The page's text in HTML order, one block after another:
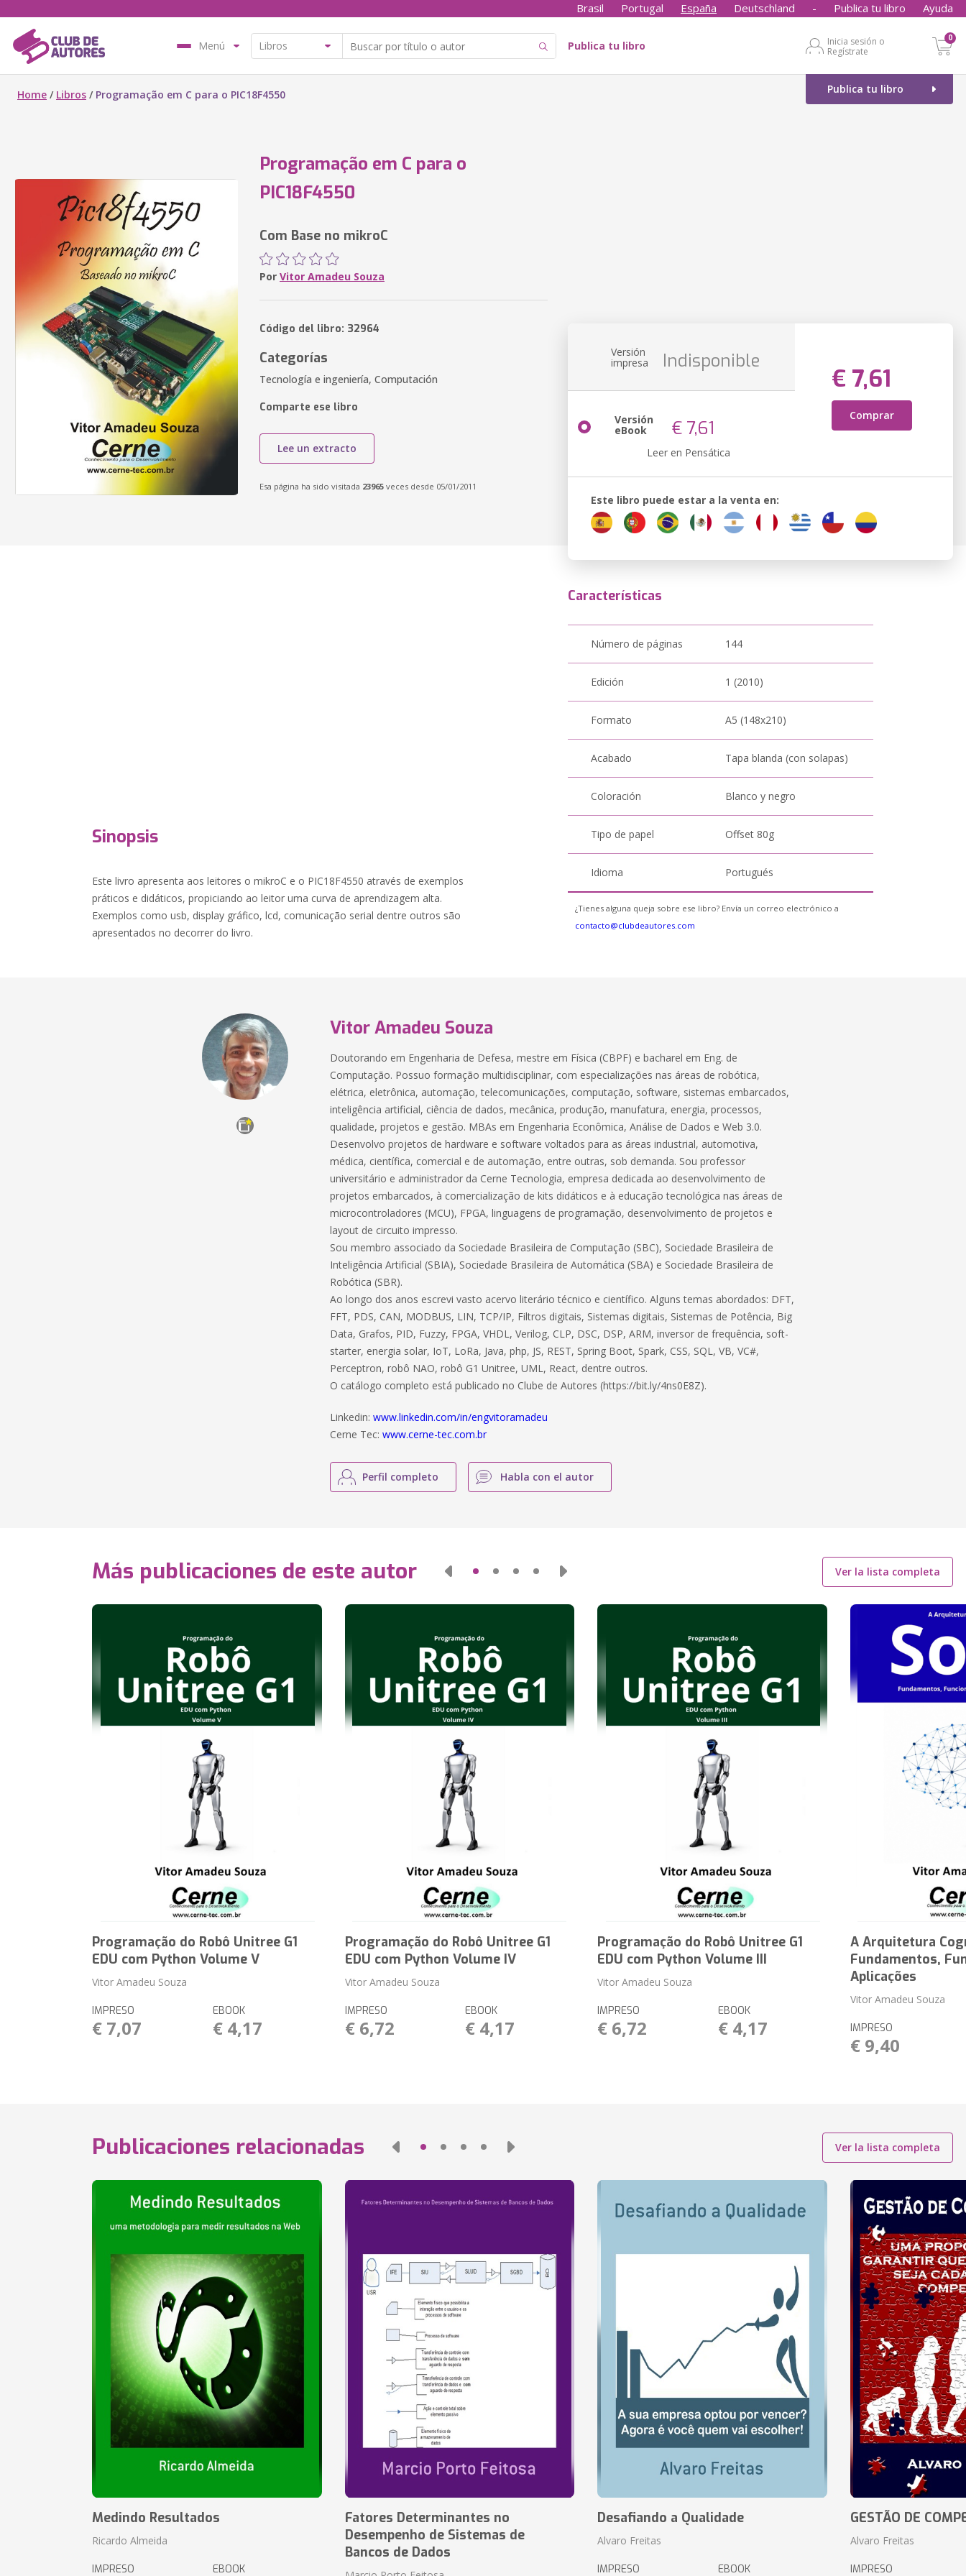
Brasil Portugal España Deutschland - Publica tu libro Ayuda
Menú Publica tu libro
Inicia sesión o
Regístrate
0
Publica tu libro
Home / Libros / Programação em C para o PIC18F4550
Programação em C para o
PIC18F4550
Com Base no mikroC
Por Vitor Amadeu Souza
Código del libro: 32964
Categorías
Tecnología e ingeniería, Computación
Comparte ese libro
Lee un extracto
Esa página ha sido visitada 23965 veces desde 05/01/2011
Versión
impresa Indisponible
€ 7,61
Comprar
Versión
eBook € 7,61
Leer en Pensática
Este libro puede estar a la venta en:
Sinopsis
Este livro apresenta aos leitores o mikroC e o PIC18F4550 através de exemplos
práticos e didáticos, propiciando ao leitor uma curva de aprendizagem alta.
Exemplos como usb, display gráfico, lcd, comunicação serial dentre outros são
apresentados no decorrer do livro.
Características
Número de páginas 144
Edición 1 (2010)
Formato A5 (148x210)
Acabado Tapa blanda (con solapas)
Coloración Blanco y negro
Tipo de papel Offset 80g
Idioma Portugués
¿Tienes alguna queja sobre ese libro? Envía un correo electrónico a
contacto@clubdeautores.com
Vitor Amadeu Souza
Doutorando em Engenharia de Defesa, mestre em Física (CBPF) e bacharel em Eng. de
Computação. Possuo formação multidisciplinar, com especializações nas áreas de robótica,
elétrica, eletrônica, automação, telecomunicações, computação, software, sistemas embarcados,
inteligência artificial, ciência de dados, mecânica, produção, manufatura, energia, processos,
qualidade, projetos e gestão. MBAs em Engenharia Econômica, Análise de Dados e Web 3.0.
Desenvolvo projetos de hardware e software voltados para as áreas industrial, automotiva,
médica, científica, comercial e de automação, entre outras, sob demanda. Sou professor
universitário e administrador da Cerne Tecnologia, empresa dedicada ao desenvolvimento de
projetos embarcados, à comercialização de kits didáticos e à educação tecnológica nas áreas de
microcontroladores (MCU), FPGA, linguagens de programação, desenvolvimento de projetos e
layout de circuito impresso.
Sou membro associado da Sociedade Brasileira de Computação (SBC), Sociedade Brasileira de
Inteligência Artificial (SBIA), Sociedade Brasileira de Automática (SBA) e Sociedade Brasileira de
Robótica (SBR).
Ao longo dos anos escrevi vasto acervo literário técnico e científico. Alguns temas abordados: DFT,
FFT, PDS, CAN, MODBUS, LIN, TCP/IP, Filtros digitais, Sistemas digitais, Sistemas de Potência, Big
Data, Grafos, PID, Fuzzy, FPGA, VHDL, Verilog, CLP, DSC, DSP, ARM, inversor de frequência, soft-
starter, energia solar, IoT, LoRa, Java, php, JS, REST, Spring Boot, Spark, CSS, SQL, VB, VC#,
Perceptron, robô NAO, robô G1 Unitree, UML, React, dentre outros.
O catálogo completo está publicado no Clube de Autores (https://bit.ly/4ns0E8Z).
Linkedin:www.linkedin.com/in/engvitoramadeu
Cerne Tec:www.cerne-tec.com.br
Perfil completo Habla con el autor
Más publicaciones de este autor Ver la lista completa
Programação do Robô Unitree G1
EDU com Python Volume V
Vitor Amadeu Souza
IMPRESO
€ 7,07
EBOOK
€ 4,17
Programação do Robô Unitree G1
EDU com Python Volume IV
Vitor Amadeu Souza
IMPRESO
€ 6,72
EBOOK
€ 4,17
Programação do Robô Unitree G1
EDU com Python Volume III
Vitor Amadeu Souza
IMPRESO
€ 6,72
EBOOK
€ 4,17
A Arquitetura
Fundamentos,
Aplicações
Vitor Amadeu Souza
IMPRESO
€ 9,40
Publicaciones relacionadas Ver la lista completa
Medindo Resultados
Ricardo Almeida
IMPRESO EBOOK
Fatores Determinantes no
Desempenho de Sistemas de
Bancos de Dados
Desafiando a Qualidade
Alvaro Freitas
IMPRESO EBOOK
GESTÃO DE
Alvaro Freitas
IMPRESO